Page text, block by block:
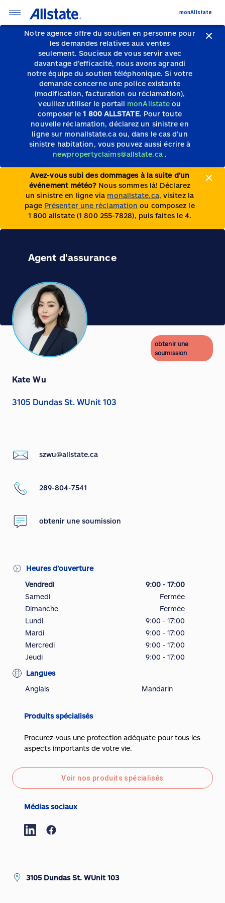
Notre agence offre du soutien en personne pour
les demandes relatives aux ventes
seulement.Soucieux de vous servir avec
davantage d’efficacité, nous avons agrandi
notre équipe du soutien téléphonique.Si votre
demande concerne une police existante
(modification, facturation ou réclamation),
veuillez utiliser le portail monAllstate ou
composer le1 800 ALLSTATE. Pour toute
nouvelle réclamation, déclarez un sinistre en
ligne sur monallstate.ca ou, dans le cas d’un
sinistre habitation, vous pouvez aussi écrire à
newpropertyclaims@allstate.ca .
Avez-vous subi des dommages à la suite d’un
événement météo? Nous sommes là! Déclarez
un sinistre en ligne via monallstate.ca, visitez la
page Présenter une réclamation ou composez le
1 800 allstate (1 800 255-7828), puis faites le 4.
monAllstate
Agent d'assurance
obtenir une
soumission
Kate Wu
3105 Dundas St. WUnit 103
szwu@allstate.ca
289-804-7541
obtenir une soumission
Heures d’ouverture
Vendredi
9:00 - 17:00
Samedi
Fermée
Dimanche
Fermée
Lundi
9:00 - 17:00
Mardi
9:00 - 17:00
Mercredi
9:00 - 17:00
Jeudi
9:00 - 17:00
Langues
Anglais
Mandarin
Produits spécialisés
Procurez-vous une protection adéquate pour tous les
aspects importants de votre vie.
Voir nos produits spécialisés
Médias sociaux
3105 Dundas St. WUnit 103